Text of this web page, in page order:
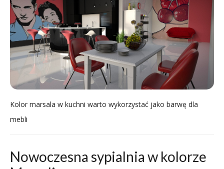
Kolor marsala w kuchni warto wykorzystać jako barwę dla
mebli
Nowoczesna sypialnia w kolorze